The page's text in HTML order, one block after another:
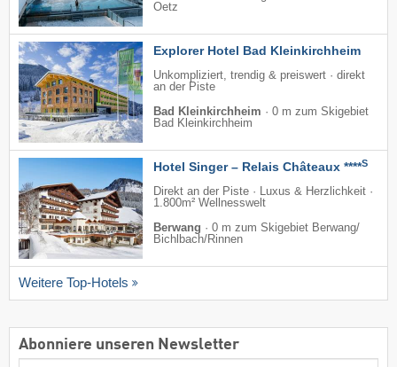
Oetz
Explorer Hotel Bad Kleinkirchheim
Unkompliziert, trendig & preiswert · direkt
an der Piste
Bad Kleinkirchheim · 0 m zum Skigebiet
Bad Kleinkirchheim
Hotel Singer – Relais Châteaux ****S
Direkt an der Piste · Luxus & Herzlichkeit ·
1.800m² Wellnesswelt
Berwang · 0 m zum Skigebiet Berwang/​
Bichlbach/​Rinnen
Weitere Top-Hotels
Abonniere unseren Newsletter